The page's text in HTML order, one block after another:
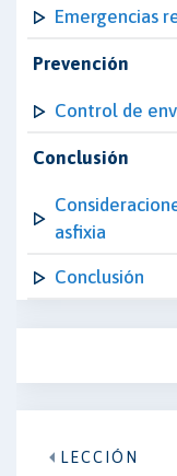
Emergencias
Prevención
Control de
Conclusión
asfixia
Conclusión
LECCIÓN